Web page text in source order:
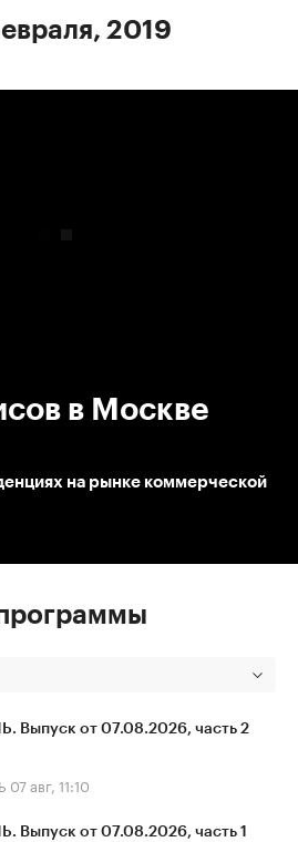
2019
в Москве
на рынке коммерческой
Выпуск от 07.08.2026, часть 2
07 авг, 11:10
Выпуск от 07.08.2026, часть 1